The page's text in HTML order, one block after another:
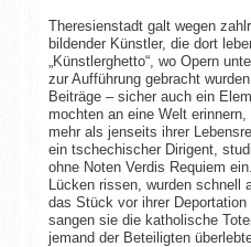
Theresienstadt galt wegen
bildender Künstler, die dort
„Künstlerghetto“, wo Opern
zur Aufführung gebracht
Beiträge – sicher auch ein
mochten an eine Welt
mehr als jenseits ihrer
ein tschechischer Dirigent,
ohne Noten Verdis Requiem
Lücken rissen, wurden schnell
das Stück vor ihrer
sangen sie die katholische
jemand der Beteiligten